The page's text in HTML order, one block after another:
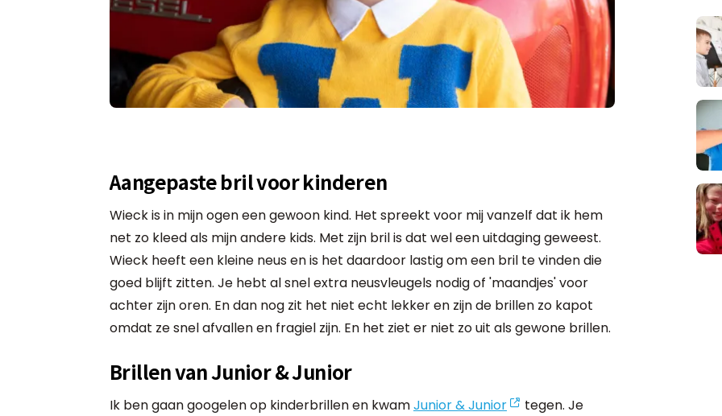
Aangepaste bril voor kinderen
Wieck is in mijn ogen een gewoon kind. Het spreekt voor mij vanzelf dat ik hem
net zo kleed als mijn andere kids. Met zijn bril is dat wel een uitdaging geweest.
Wieck heeft een kleine neus en is het daardoor lastig om een bril te vinden die
goed blijft zitten. Je hebt al snel extra neusvleugels nodig of 'maandjes' voor
achter zijn oren. En dan nog zit het niet echt lekker en zijn de brillen zo kapot
omdat ze snel afvallen en fragiel zijn. En het ziet er niet zo uit als gewone brillen.
Brillen van Junior & Junior
Ik ben gaan googelen op kinderbrillen en kwamJunior & Junior
tegen. Je